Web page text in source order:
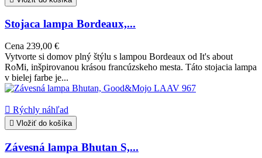
Stojaca lampa Bordeaux,...
Cena 239,00 €
Vytvorte si domov plný štýlu s lampou Bordeaux od It's about
RoMi, inšpirovanou krásou francúzskeho mesta. Táto stojacia lampa
v bielej farbe je...
 Rýchly náhľad
 Vložiť do košíka
Závesná lampa Bhutan S,...